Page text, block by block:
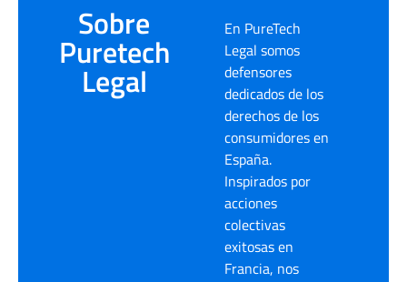
Sobre
Puretech
Legal
En PureTech
Legal somos
defensores
dedicados de los
derechos de los
consumidores en
España.
Inspirados por
acciones
colectivas
exitosas en
Francia, nos